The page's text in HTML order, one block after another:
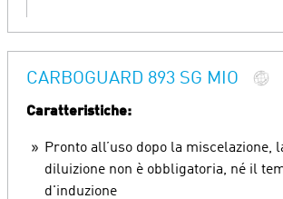
CARBOGUARD 893 SG MIO
Caratteristiche:
Pronto all’uso dopo la miscelazione,
diluizione non è obbligatoria, né il
d'induzione